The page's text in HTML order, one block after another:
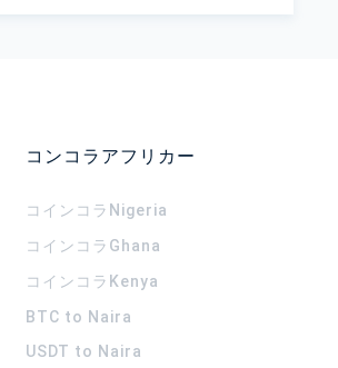
コンコラアフリカー
コインコラ Nigeria
コインコラ Ghana
コインコラ Kenya
BTC to Naira
USDT to Naira